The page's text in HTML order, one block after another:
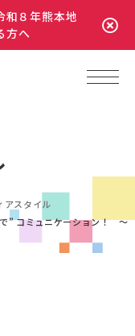
和８年熊本地
方へ
アスタイル
で” コミュニケーション！ ～